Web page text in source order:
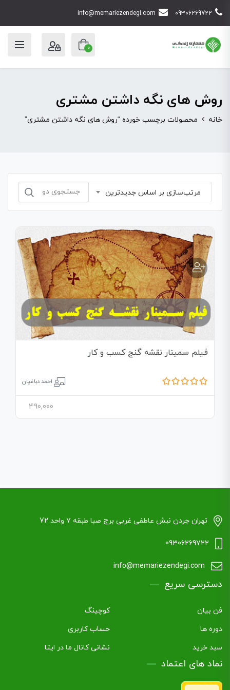
09306269722
info@memariezendegi.com
0
روش های نگه داشتن مشتری
خانه محصولات برچسب خورده “روش های نگه داشتن مشتری”
مرتب‌سازی بر اساس جدیدترین
جستجو
برای:
فیلم سمینار نقشه گنج کسب و کار
احمد دباغیان
490,000
تهران جردن نبش عاطفی غربی برج صبا طبقه ۷ واحد 72
09306269722
info@memariezendegi.com
دسترسی سریع
فن بیان
کوچینگ
دوره ها
حساب کاربری
سبد خرید
نشانی کانال ما در ایتا
نماد های اعتماد